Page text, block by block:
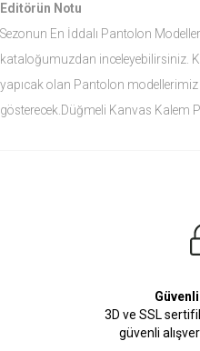
Editörün Notu
Sezonun En İddalı Pantolon
kataloğumuzdan inceleyebilirsiniz.
yapıcak olan Pantolon
gösterecek.Düğmeli Kanvas Kalem
3D ve SSL
güvenli